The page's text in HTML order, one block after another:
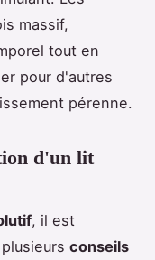
massif,
tout en
pour d'autres
pérenne.
d'un lit
, il est
conseils